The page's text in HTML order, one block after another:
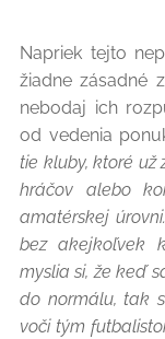
Napriek tejto
žiadne zásadné
nebodaj ich
od vedenia
tie kluby, ktoré
hráčov alebo
amatérskej
bez akejkoľvek
myslia si, že keď
do normálu, tak
voči tým